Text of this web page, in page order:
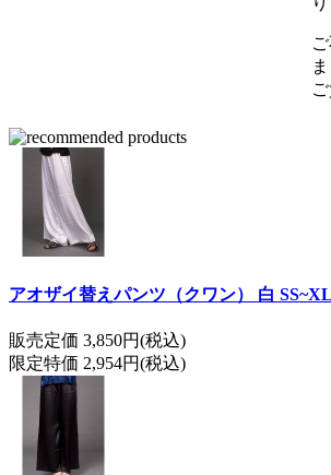
アオザイ替えパンツ（クワン） 白 SS~XL
販売定価 3,850円(税込)
限定特価 2,954円(税込)